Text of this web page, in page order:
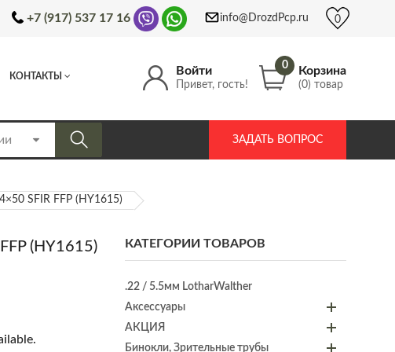
+7 (917) 537 17 16 info@DrozdPcp.ru 0
Войти
Привет, гость!
0 Корзина
(0) товар
КОНТАКТЫ
ЗАДАТЬ ВОПРОС
SFIR FFP (HY1615)
(HY1615) КАТЕГОРИИ ТОВАРОВ
.22 / 5.5мм LotharWalther
Аксессуары
АКЦИЯ
Бинокли, Зрительные трубы